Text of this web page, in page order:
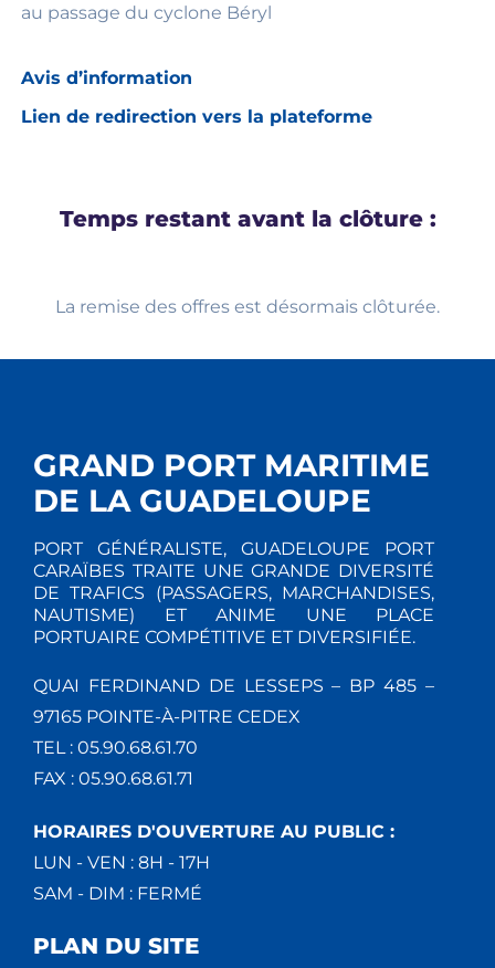
au passage du cyclone Béryl
Avis d’information
Lien de redirection vers la plateforme
Temps restant avant la clôture :
La remise des offres est désormais clôturée.
GRAND PORT MARITIME
DE LA GUADELOUPE
PORT GÉNÉRALISTE, GUADELOUPE PORT
CARAÏBES TRAITE UNE GRANDE DIVERSITÉ
DE TRAFICS (PASSAGERS, MARCHANDISES,
NAUTISME) ET ANIME UNE PLACE
PORTUAIRE COMPÉTITIVE ET DIVERSIFIÉE.
QUAI FERDINAND DE LESSEPS – BP 485 –
97165 POINTE-À-PITRE CEDEX
TEL : 05.90.68.61.70
FAX : 05.90.68.61.71
HORAIRES D'OUVERTURE AU PUBLIC :
LUN - VEN : 8H - 17H
SAM - DIM : FERMÉ
PLAN DU SITE